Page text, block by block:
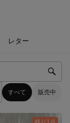
レター
すべて 販売中